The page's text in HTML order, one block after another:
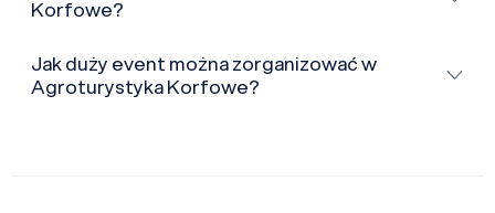
Korfowe?
Jak duży event można zorganizować w
Agroturystyka Korfowe?